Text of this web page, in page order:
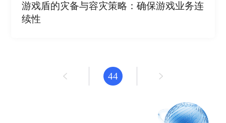
游戏盾的灾备与容灾策略：确保游戏业务连
续性
44